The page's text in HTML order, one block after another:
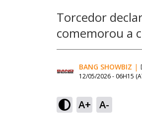
Torcedor
comemorou a
BANG SHOWBIZ |
12/05/2026 - 06H15
A+ A-